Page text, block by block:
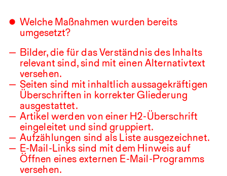
Welche Maßnahmen wurden bereits
umgesetzt?
Bilder, die für das Verständnis des Inhalts
relevant sind, sind mit einen Alternativtext
versehen.
Seiten sind mit inhaltlich aussagekräftigen
Überschriften in korrekter Gliederung
ausgestattet.
Artikel werden von einer H2-Überschrift
eingeleitet und sind gruppiert.
Aufzählungen sind als Liste ausgezeichnet.
E-Mail-Links sind mit dem Hinweis auf
Öffnen eines externen E-Mail-Programms
versehen.